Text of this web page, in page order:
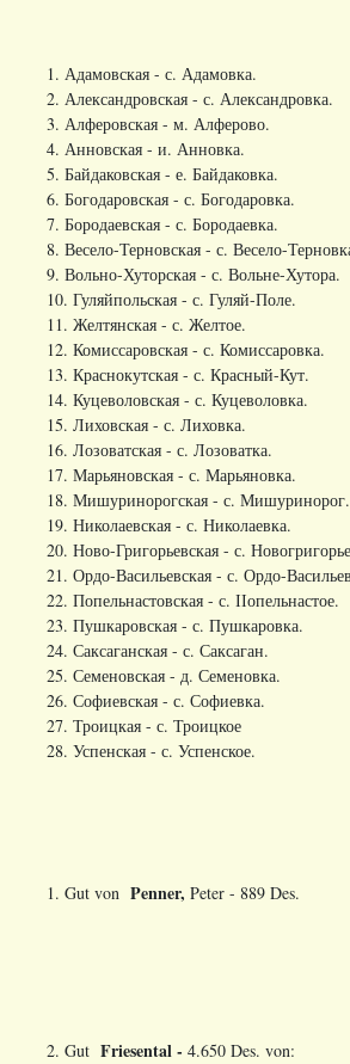
1. Адамовская - с. Адамовка.
2. Александровская - с. Александровка.
3. Алферовская - м. Алферово.
4. Анновская - и. Анновка.
5. Байдаковская - е. Байдаковка.
6. Богодаровская - с. Богодаровка.
7. Бородаевская - с. Бородаевка.
8. Весело-Терновская - с. Весело-
9. Вольно-Хуторская - с. Вольне-Хутора.
10. Гуляйпольская - с. Гуляй-Поле.
11. Желтянская - с. Желтое.
12. Комиссаровская - с. Комиссаровка.
13. Краснокутская - с. Красный-Кут.
14. Куцеволовская - с. Куцеволовка.
15. Лиховская - с. Лиховка.
16. Лозоватская - с. Лозоватка.
17. Марьяновская - с. Марьяновка.
18. Мишуринорогская - с. Мишуринорог.
19. Николаевская - с. Николаевка.
20. Ново-Григорьевская - с.
21. Ордо-Васильевская - с. Ордо-
22. Попельнастовская - с. ІІопельнастое.
23. Пушкаровская - с. Пушкаровка.
24. Саксаганская - с. Саксаган.
25. Семеновская - д. Семеновка.
26. Софиевская - с. Софиевка.
27. Троицкая - с. Троицкое
28. Успенская - с. Успенское.
1. Gut von Penner, Peter - 889 Des.
2. Gut Friesental - 4.650 Des. von: